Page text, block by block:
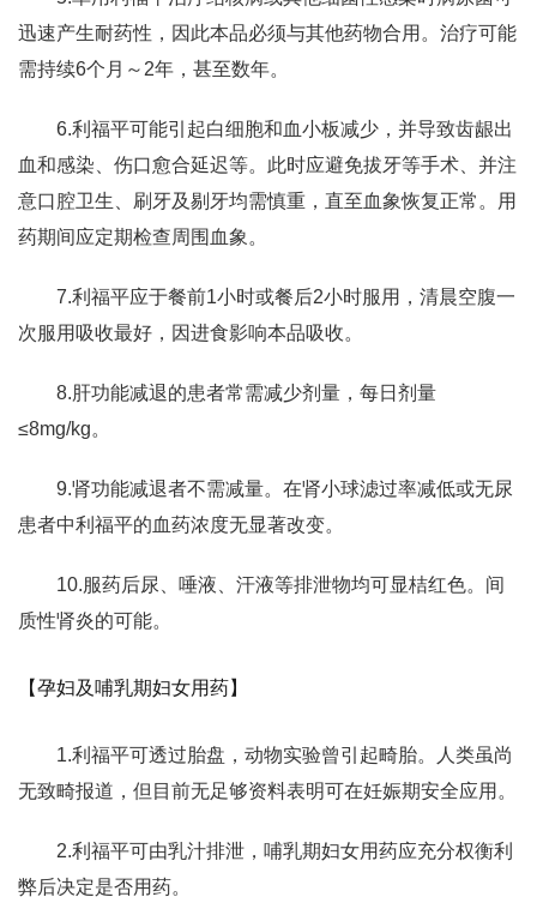
迅速产生耐药性，因此本品必须与其他药物合用。治疗可能
需持续6个月～2年，甚至数年。
6.利福平可能引起白细胞和血小板减少，并导致齿龈出
血和感染、伤口愈合延迟等。此时应避免拔牙等手术、并注
意口腔卫生、刷牙及剔牙均需慎重，直至血象恢复正常。用
药期间应定期检查周围血象。
7.利福平应于餐前1小时或餐后2小时服用，清晨空腹一
次服用吸收最好，因进食影响本品吸收。
8.肝功能减退的患者常需减少剂量，每日剂量
≤8mg/kg。
9.肾功能减退者不需减量。在肾小球滤过率减低或无尿
患者中利福平的血药浓度无显著改变。
10.服药后尿、唾液、汗液等排泄物均可显桔红色。间
质性肾炎的可能。
【孕妇及哺乳期妇女用药】
1.利福平可透过胎盘，动物实验曾引起畸胎。人类虽尚
无致畸报道，但目前无足够资料表明可在妊娠期安全应用。
2.利福平可由乳汁排泄，哺乳期妇女用药应充分权衡利
弊后决定是否用药。